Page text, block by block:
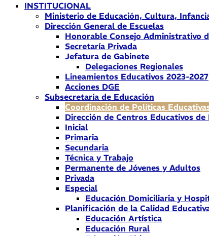
INSTITUCIONAL
Ministerio de Educación, Cultura,
Dirección General de Escuelas
Honorable Consejo Administrativo
Secretaría Privada
Jefatura de Gabinete
Delegaciones Regionales
Lineamientos Educativos 2023-2027
Acciones DGE
Subsecretaría de Educación
Coordinación de Políticas
Dirección de Centros Educativos
Inicial
Primaria
Secundaria
Técnica y Trabajo
Permanente de Jóvenes y Adultos
Privada
Especial
Educación Domiciliaria y
Planificación de la Calidad
Educación Artística
Educación Rural